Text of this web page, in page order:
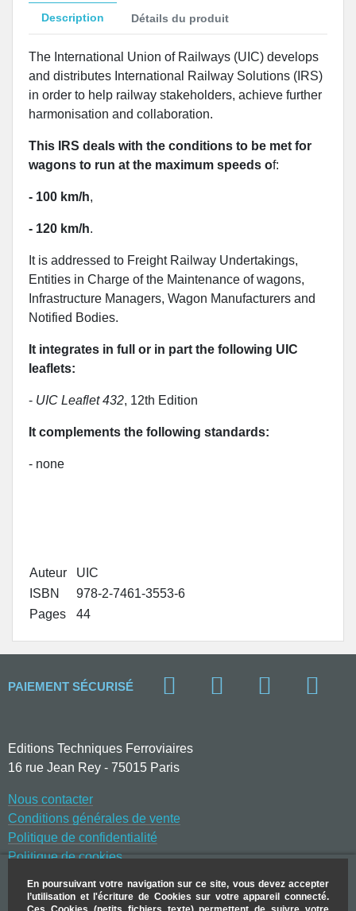
En poursuivant votre navigation sur ce site, vous devez accepter
l’utilisation et l'écriture de Cookies sur votre appareil connecté.
Description Détails du produit
The International Union of Railways (UIC) develops
and distributes International Railway Solutions (IRS)
in order to help railway stakeholders, achieve further
harmonisation and collaboration.
This IRS deals with the conditions to be met for
wagons to run at the maximum speeds of:
- 100 km/h,
- 120 km/h.
It is addressed to Freight Railway Undertakings,
Entities in Charge of the Maintenance of wagons,
Infrastructure Managers, Wagon Manufacturers and
Notified Bodies.
It integrates in full or in part the following UIC
leaflets:
- UIC Leaflet 432, 12th Edition
It complements the following standards:
- none
Auteur
UIC
ISBN
978-2-7461-3553-6
Pages
44
PAIEMENT SÉCURISÉ
Editions Techniques Ferroviaires
16 rue Jean Rey - 75015 Paris
Nous contacter
Conditions générales de vente
Politique de confidentialité
Politique de cookies